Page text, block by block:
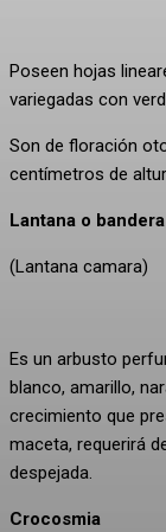
Poseen hojas
variegadas con
Son de floración
centímetros de
Lantana o
(Lantana camara)
Es un arbusto
blanco, amarillo,
crecimiento que
maceta, requerirá
despejada.
Crocosmia